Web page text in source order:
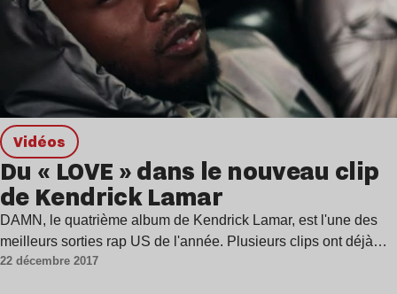
Vidéos
Du « LOVE » dans le nouveau clip
de Kendrick Lamar
DAMN, le quatrième album de Kendrick Lamar, est l'une des
meilleurs sorties rap US de l'année. Plusieurs clips ont déjà…
22 décembre 2017